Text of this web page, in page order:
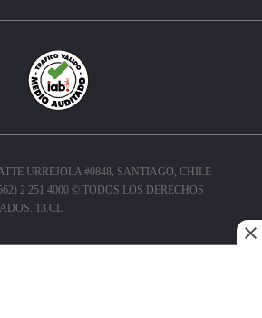
URREJOLA #0848, SANTIAGO, CHILE
2 251 4000 © TODOS LOS DERECHOS
13.CL